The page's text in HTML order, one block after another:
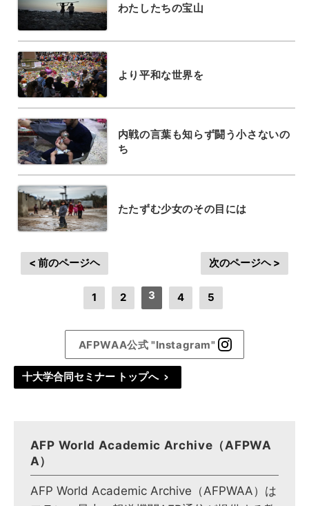
わたしたちの宝山
より平和な世界を
内戦の言葉も知らず闘う小さないの
ち
たたずむ少女のその目には
< 前のページヘ
1 2 3 4 5
次のページヘ >
AFPWAA公式 "Instagram"
十大学合同セミナー トップへ >
AFP World Academic Archive（AFPWA
A）
AFP World Academic Archive（AFPWAA）は